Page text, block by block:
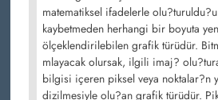
matematiksel ifadelerle
kaybetmeden herhangi bir boyuta
ölçeklendirilebilen grafik türüdür.
mlayacak olursak, ilgili imaj?
bilgisi içeren piksel veya noktalar?n
dizilmesiyle olu?an grafik türüdür.